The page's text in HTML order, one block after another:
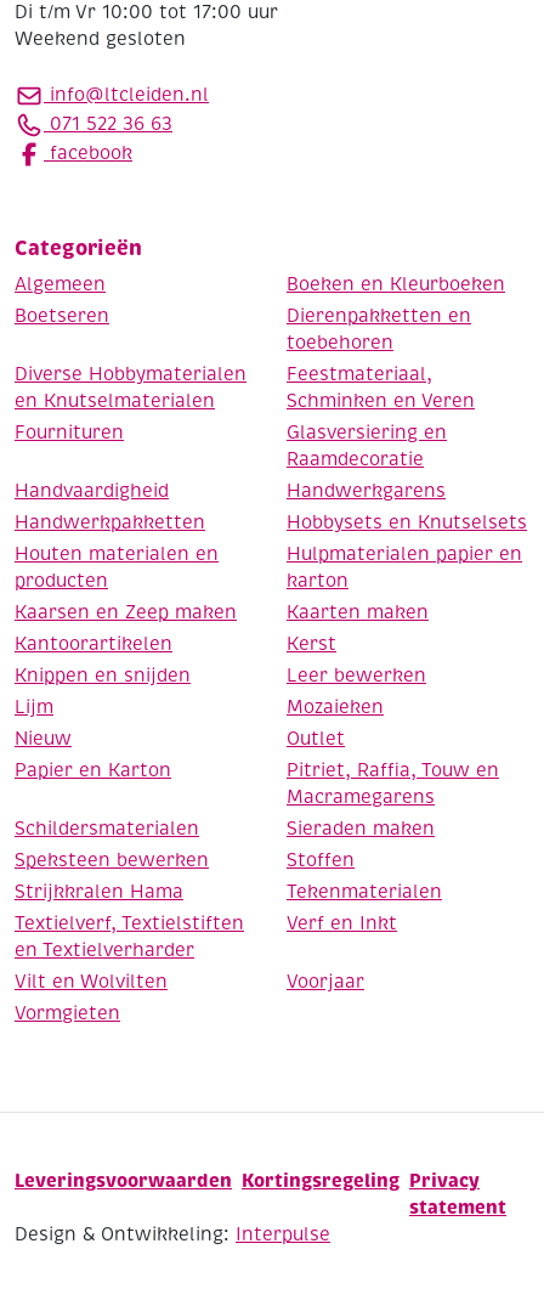
Di t/m Vr 10:00 tot 17:00 uur
Weekend gesloten
info@ltcleiden.nl
071 522 36 63
facebook
Categorieën
Algemeen
Boeken en Kleurboeken
Boetseren
Dierenpakketten en
toebehoren
Diverse Hobbymaterialen
en Knutselmaterialen
Feestmateriaal,
Schminken en Veren
Fournituren
Glasversiering en
Raamdecoratie
Handvaardigheid
Handwerkgarens
Handwerkpakketten
Hobbysets en Knutselsets
Houten materialen en
producten
Hulpmaterialen papier en
karton
Kaarsen en Zeep maken
Kaarten maken
Kantoorartikelen
Kerst
Knippen en snijden
Leer bewerken
Lijm
Mozaieken
Nieuw
Outlet
Papier en Karton
Pitriet, Raffia, Touw en
Macramegarens
Schildersmaterialen
Sieraden maken
Speksteen bewerken
Stoffen
Strijkkralen Hama
Tekenmaterialen
Textielverf, Textielstiften
en Textielverharder
Verf en Inkt
Vilt en Wolvilten
Voorjaar
Vormgieten
Leveringsvoorwaarden Kortingsregeling Privacy
statement
Design & Ontwikkeling: Interpulse